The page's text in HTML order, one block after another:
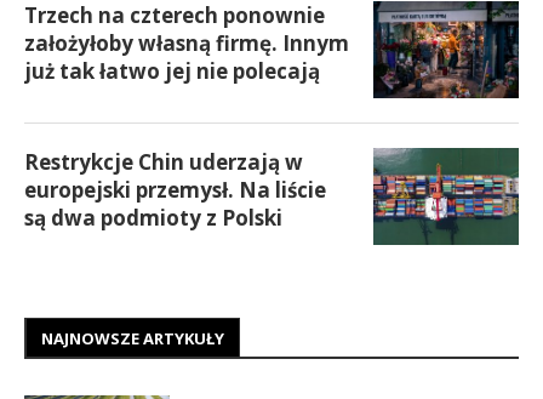
Trzech na czterech ponownie
założyłoby własną firmę. Innym
już tak łatwo jej nie polecają
Restrykcje Chin uderzają w
europejski przemysł. Na liście
są dwa podmioty z Polski
NAJNOWSZE ARTYKUŁY